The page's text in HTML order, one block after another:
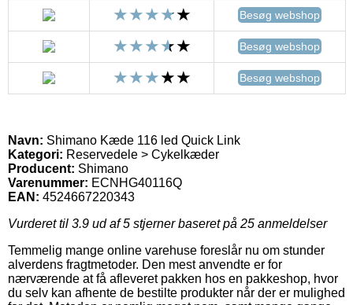
Besøg webshop
Besøg webshop
Besøg webshop
Navn: Shimano Kæde 116 led Quick Link
Kategori: Reservedele > Cykelkæder
Producent: Shimano
Varenummer: ECNHG40116Q
EAN: 4524667220343
Vurderet til 3.9 ud af 5 stjerner baseret på 25 anmeldelser
Temmelig mange online varehuse foreslår nu om stunder
alverdens fragtmetoder. Den mest anvendte er for
nærværende at få afleveret pakken hos en pakkeshop, hvor
du selv kan afhente de bestilte produkter når der er mulighed